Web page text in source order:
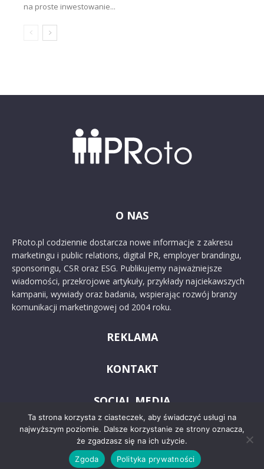
na proste inwestowanie...
O NAS
PRoto.pl codziennie dostarcza nowe informacje z zakresu
marketingu i public relations, digital PR, employer brandingu,
sponsoringu, CSR oraz ESG. Publikujemy najważniejsze
wiadomości, przekrojowe artykuły, przykłady najciekawszych
kampanii, wywiady oraz badania, wspierając rozwój branży
komunikacji marketingowej od 2004 roku.
REKLAMA
KONTAKT
SOCIAL MEDIA
Ta strona korzysta z ciasteczek, aby świadczyć usługi na
najwyższym poziomie. Dalsze korzystanie ze strony oznacza,
że zgadzasz się na ich użycie.
Zgoda
Polityka prywatności